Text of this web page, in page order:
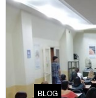
BLOG